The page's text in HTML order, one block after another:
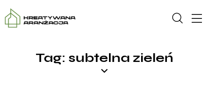
Tag: subtelna zieleń